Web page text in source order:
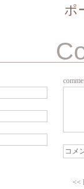
ポ
<<